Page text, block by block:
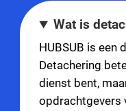
Wat is
HUBSUB is een
Detachering
dienst bent,
opdrachtgevers